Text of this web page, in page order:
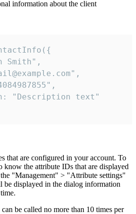
information about the client
Smith",
"Description text"
that are configured in your account. To
know the attribute IDs that are displayed
"Management" > "Attribute settings"
be displayed in the dialog information
be called no more than 10 times per